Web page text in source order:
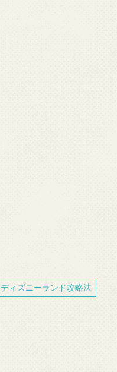
ディズニーランド攻略法